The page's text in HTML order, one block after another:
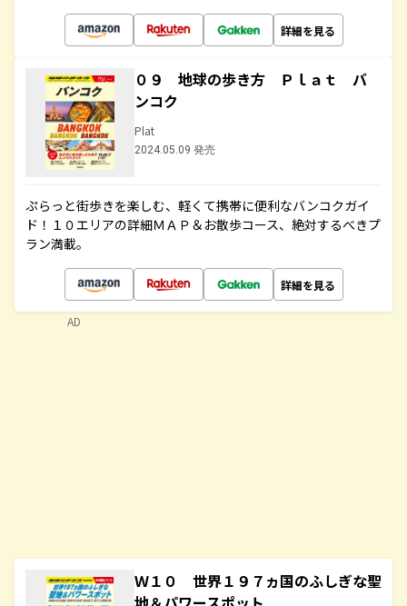
詳細を見る
０９ 地球の歩き方 Ｐｌａｔ バ
ンコク
Plat
2024.05.09 発売
ぷらっと街歩きを楽しむ、軽くて携帯に便利なバンコクガイ
ド！１０エリアの詳細ＭＡＰ＆お散歩コース、絶対するべきプ
ラン満載。
詳細を見る
Ｗ１０ 世界１９７ヵ国のふしぎな聖
AD